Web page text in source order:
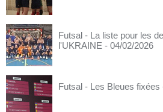
Futsal - La liste pour les
l'UKRAINE - 04/02/2026
Futsal - Les Bleues fixées